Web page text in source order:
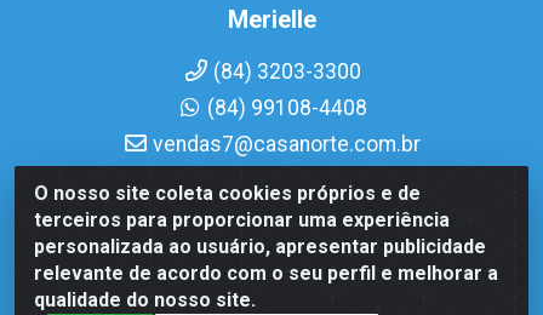
O nosso site coleta cookies próprios e de
terceiros para proporcionar uma experiência
personalizada ao usuário, apresentar publicidade
relevante de acordo com o seu perfil e melhorar a
qualidade do nosso site.
Merielle
(84) 3203-3300
(84) 99108-4408
vendas7@casanorte.com.br
Casa Norte LTDA - Av. Interventor Mário Câmara, 1815 -
Dix-Sept Rosado, Natal/RN - CEP 59054-600 - CNPJ
08.713.513/0001-51